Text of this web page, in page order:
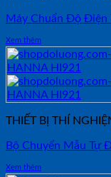
Máy Chuẩn Độ Điện
Xem thêm
THIẾT BỊ THÍ
Bộ Chuyển Mẫu Tự
Xem thêm